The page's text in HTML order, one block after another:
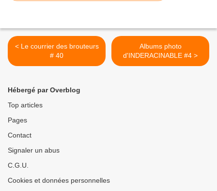
< Le courrier des brouteurs
# 40
Albums photo
d'INDERACINABLE #4 >
Hébergé par Overblog
Top articles
Pages
Contact
Signaler un abus
C.G.U.
Cookies et données personnelles